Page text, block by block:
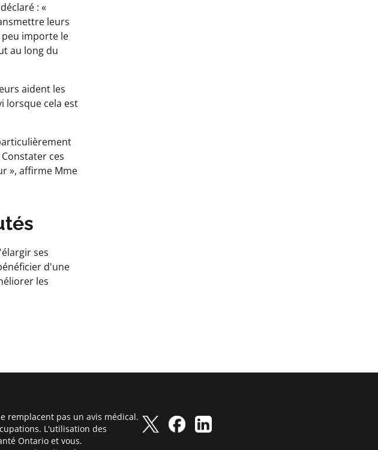
: «
leurs
peu importe le
au long du
aident les
lorsque cela est
ces
», affirme Mme
ses
d'une
les
remplacent pas un avis médical.
L'utilisation des
Ontario et vous.